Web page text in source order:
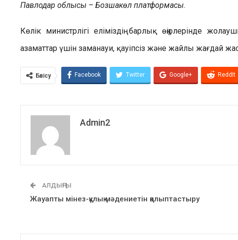
Павлодар облысы – Бозшакөл платформасы.
Көлік министрлігі еліміздің барлық өңірлерінде
азаматтар үшін заманауи, қауіпсіз және жайлы жағдай
Бөлісу Facebook Twitter Google+ ReddIt
Admin2
АЛДЫҢҒЫ
Жауапты мінез-құлық мәдениетін қалыптастыру